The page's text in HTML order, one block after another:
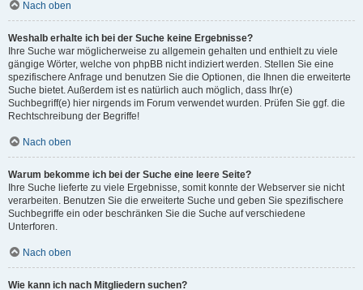
Nach oben
Weshalb erhalte ich bei der Suche keine Ergebnisse?
Ihre Suche war möglicherweise zu allgemein gehalten und enthielt zu viele
gängige Wörter, welche von phpBB nicht indiziert werden. Stellen Sie eine
spezifischere Anfrage und benutzen Sie die Optionen, die Ihnen die erweiterte
Suche bietet. Außerdem ist es natürlich auch möglich, dass Ihr(e)
Suchbegriff(e) hier nirgends im Forum verwendet wurden. Prüfen Sie ggf. die
Rechtschreibung der Begriffe!
Nach oben
Warum bekomme ich bei der Suche eine leere Seite?
Ihre Suche lieferte zu viele Ergebnisse, somit konnte der Webserver sie nicht
verarbeiten. Benutzen Sie die erweiterte Suche und geben Sie spezifischere
Suchbegriffe ein oder beschränken Sie die Suche auf verschiedene
Unterforen.
Nach oben
Wie kann ich nach Mitgliedern suchen?